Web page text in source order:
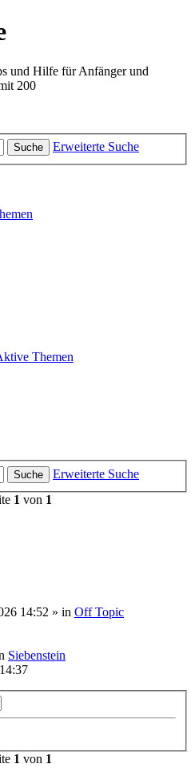
und Hilfe für Anfänger und
200
Suche Erweiterte Suche
Themen
Suche
Erweiterte Suche
1 von 1
14:52 » in Off Topic
Siebenstein
1 von 1